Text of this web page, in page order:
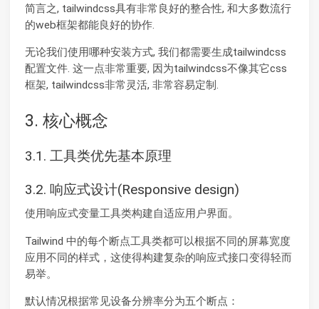
简言之, tailwindcss具有非常良好的整合性, 和大多数流行
的web框架都能良好的协作.
无论我们使用哪种安装方式, 我们都需要生成tailwindcss
配置文件. 这一点非常重要, 因为tailwindcss不像其它css
框架, tailwindcss非常灵活, 非常容易定制.
3. 核心概念
3.1. 工具类优先基本原理
3.2. 响应式设计(Responsive design)
使用响应式变量工具类构建自适应用户界面。
Tailwind 中的每个断点工具类都可以根据不同的屏幕宽度
应用不同的样式，这使得构建复杂的响应式接口变得轻而
易举。
默认情况根据常见设备分辨率分为五个断点：